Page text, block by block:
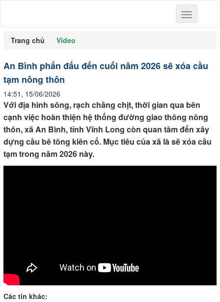
Toggle
navigation
Trang chủ
Video
An Bình phấn đấu đến cuối năm 2026 sẽ xóa cầu
tạm nông thôn
14:51, 15/06/2026
Với địa hình sông, rạch chằng chịt, thời gian qua bên
cạnh việc hoàn thiện hệ thống đường giao thông nông
thôn, xã An Bình, tỉnh Vĩnh Long còn quan tâm đến xây
dựng cầu bê tông kiên cố. Mục tiêu của xã là sẽ xóa cầu
tạm trong năm 2026 này.
Các tin khác: